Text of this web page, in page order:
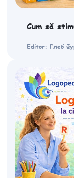
Cum să
Editor: Глеб